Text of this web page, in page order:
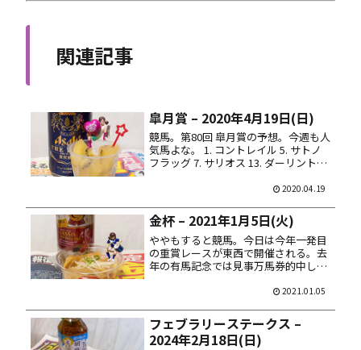
関連記事
皐月賞 – 2020年4月19日(日)
競馬。第80回 皐月賞の予想。今週も人
気馬よな。 1. コントレイル 5. サトノ
フラッグ 7. サリオス 13. ダーリントン
トライゼンデ 馬券はサトノフラッグを
2020.04.19
金杯 – 2021年1月5日(火)
ややもすると競馬。今日は今年一発目
の重賞レースが東西で開催される。去
年の有馬記念では見事万馬券的中した
ぞ！ まずは東の金杯、第70回 日刊ス
数番ばかりの予想となった。 5. ...
2021.01.05
フェブラリーステークス –
2024年2月18日(日)